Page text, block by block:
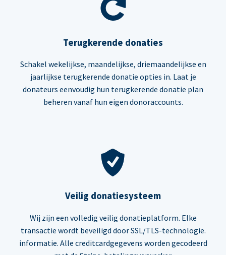
Terugkerende donaties
Schakel wekelijkse, maandelijkse, driemaandelijkse en
jaarlijkse terugkerende donatie opties in. Laat je
donateurs eenvoudig hun terugkerende donatie plan
beheren vanaf hun eigen donoraccounts.
Veilig donatiesysteem
Wij zijn een volledig veilig donatieplatform. Elke
transactie wordt beveiligd door SSL/TLS-technologie.
informatie. Alle creditcardgegevens worden gecodeerd